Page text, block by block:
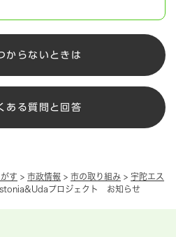
す > 市政情報 > 市の取り組み > 宇陀エス
プロジェクト お知らせ
からないときは
ある質問と回答